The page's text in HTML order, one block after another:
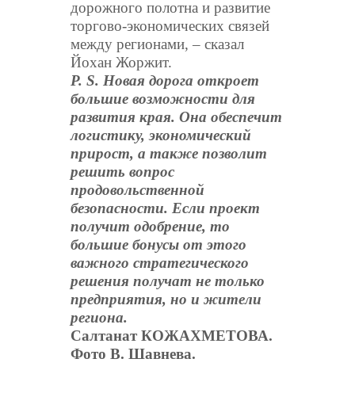
дорожного полотна и развитие
торгово-экономических связей
между регионами, – сказал
Йохан Жоржит.
P. S. Новая дорога откроет
большие возможности для
развития края. Она обеспечит
логистику, экономический
прирост, а также позволит
решить вопрос
продовольственной
безопасности. Если проект
получит одобрение, то
большие бонусы от этого
важного стратегического
решения получат не только
предприятия, но и жители
региона.
Салтанат КОЖАХМЕТОВА.
Фото В. Шавнева.